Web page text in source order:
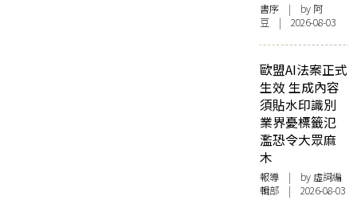
書序 | by 阿
豆 | 2026-08-03
歐盟AI法案正式
生效 生成內容
須貼水印識別
業界憂標籤氾
濫恐令大眾麻
木
報導 | by 虛詞編
輯部 | 2026-08-03